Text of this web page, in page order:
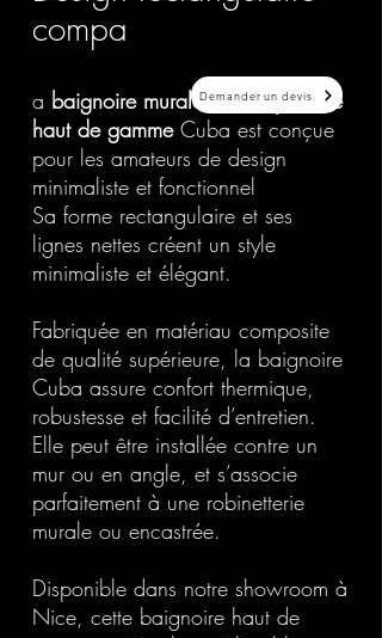
compa
a baignoire murale contemporaine
haut de gammeCuba est conçue
pour les amateurs de design
minimaliste et fonctionnel
Sa forme rectangulaire et ses
lignes nettes créent un style
minimaliste et élégant.
Fabriquée en matériau composite
de qualité supérieure, la baignoire
Cuba assure confort thermique,
robustesse et facilité d’entretien.
Elle peut être installée contre un
mur ou en angle, et s’associe
parfaitement à une robinetterie
murale ou encastrée.
Disponible dans notre showroom à
Nice, cette baignoire haut de
Demander un devis